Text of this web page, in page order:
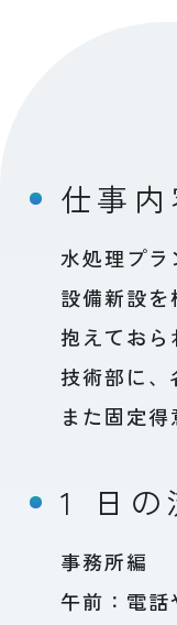
仕事内
水処理プラ
設備新設
抱えておら
技術部に、
また固定
1 日の
事務所編
午前：電